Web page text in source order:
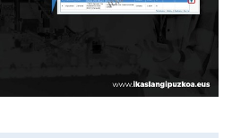
imagen a tamaño completo…